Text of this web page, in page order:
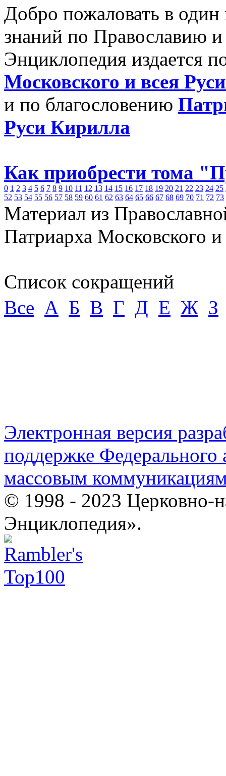
Добро пожаловать в
знаний по Православию
Энциклопедия издается
Московского и всея
и по благословению
Руси Кирилла
Как приобрести тома
0 1 2 3 4 5 6 7 8 9 10 11 12 13 14 15 16 17 18 19 20 21 22 23 24 25
52 53 54 55 56 57 58 59 60 61 62 63 64 65 66 67 68 69 70 71 72 73
Материал из
Патриарха Московского
Список сокращений
Все А Б В Г Д Е Ж З
Электронная версия
поддержке Федерального
массовым
© 1998 - 2023 Церковно-
Энциклопедия».